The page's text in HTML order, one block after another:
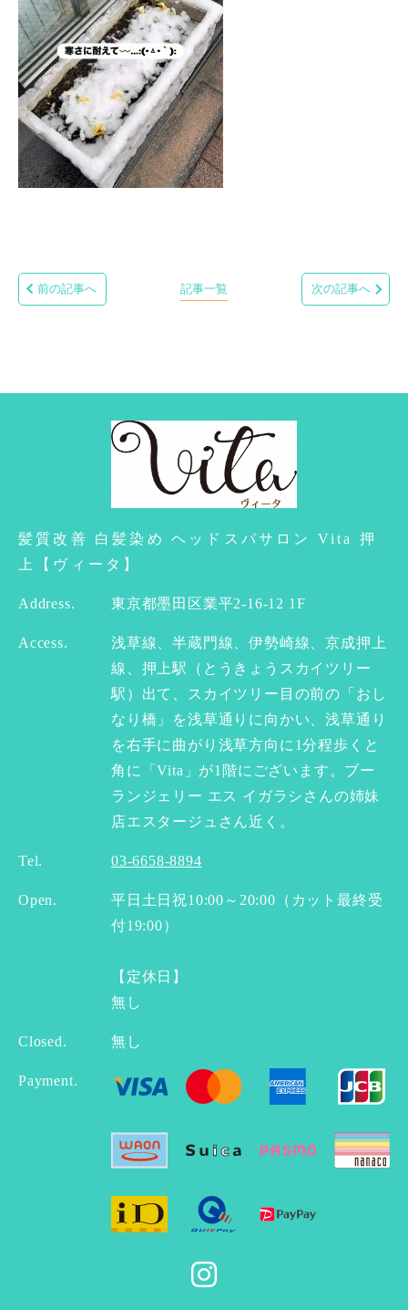
前の記事へ 記事一覧 次の記事へ
髪質改善 白髪染め ヘッドスパサロン Vita 押
上【ヴィータ】
Address. 東京都墨田区業平2-16-12 1F
Access.
浅草線、半蔵門線、伊勢崎線、京成押上
線、押上駅（とうきょうスカイツリー
駅）出て、スカイツリー目の前の「おし
なり橋」を浅草通りに向かい、浅草通り
を右手に曲がり浅草方向に1分程歩くと
角に「Vita」が1階にございます。ブー
ランジェリー エス イガラシさんの姉妹
店エスタージュさん近く。
Tel. 03-6658-8894
Open.
平日土日祝10:00～20:00（カット最終受
付19:00）
【定休日】
無し
Closed. 無し
Payment.